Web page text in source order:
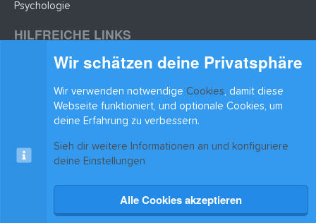
Psychologie
HILFREICHE LINKS
Lernzettel hochladen
BLEIB AUF DEM LAUFENDEN
xenAwsome-GradientHeader
Kontakt
Nutzungsbedingungen
Datenschutz Hilfe & Support Start
Wir schätzen deine Privatsphäre
Wir verwenden notwendige Cookies, damit diese
Webseite funktioniert, und optionale Cookies, um
deine Erfahrung zu verbessern.
Sieh dir weitere Informationen an und konfiguriere
deine Einstellungen
Alle Cookies akzeptieren